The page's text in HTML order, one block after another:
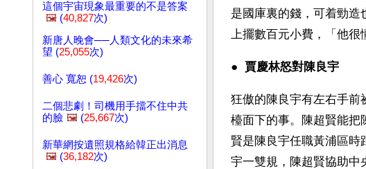
這個宇宙現象最重要的不是答案
🖼️ (40,827次)
新唐人晚會──人類文化的未來希
望 (25,055次)
善心 寬恕 (19,426次)
二個悲劇！司機用手擋不住中共
的臉 🖼️ (25,667次)
新華網按遺照規格給韓正出消息
🖼️ (36,182次)
是國庫裏的錢，可着勁造
上擺數百元小費，「他很
● 賈慶林怒對陳良宇
狂傲的陳良宇有左右手前
檯面下的事。陳超賢能把
賢是陳良宇任職黃浦區時
宇一雙規，陳超賢協助中